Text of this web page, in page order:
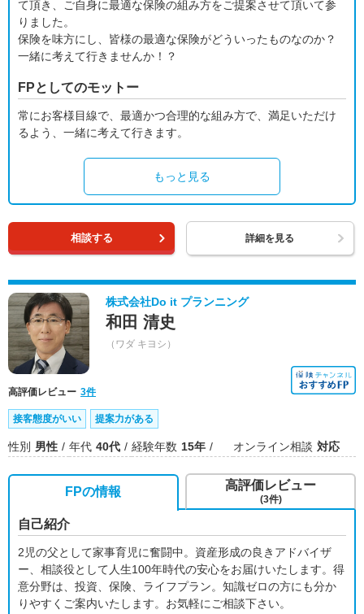
て頂き、ご自身に最適な保険の組み方をご提案させて頂いて参
りました。
保険を味方にし、皆様の最適な保険がどういったものなのか？
一緒に考えて行きませんか！？
FPとしてのモットー
常にお客様目線で、最適かつ合理的な組み方で、満足いただけ
るよう、一緒に考えて行きます。
もっと見る
相談する 詳細を見る
株式会社Do it プランニング
和田 清史
（ワダ キヨシ）
高評価レビュー 3件
接客態度がいい 提案力がある
性別 男性 年代 40代 経験年数 15年 オンライン相談 対応
FPの情報
自己紹介
2児の父として家事育児に奮闘中。資産形成の良きアドバイザ
ー、相談役として人生100年時代の安心をお届けいたします。得
意分野は、投資、保険、ライフプラン。知識ゼロの方にも分か
りやすくご案内いたします。お気軽にご相談下さい。
高評価レビュー
(3件)